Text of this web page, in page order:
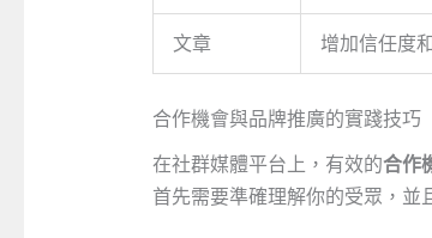
文章 增加信任度
合作機會與品牌推廣的實踐技巧
在社群媒體平台上，有效的合作
首先需要準確理解你的受眾，並